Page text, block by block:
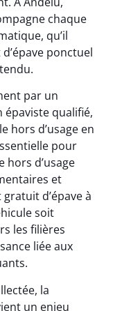
chaque
qu’il
ponctuel
par un
épaviste qualifié,
hors d’usage en
pour
d’usage
et
d’épave à
soit
les filières
liée aux
la
un enjeu